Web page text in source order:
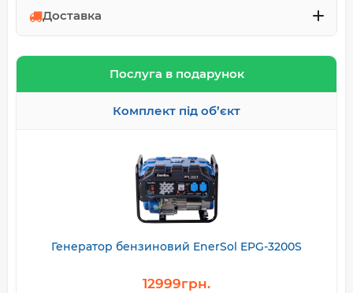
Доставка
Послуга в подарунок
Комплект під об’єкт
Генератор бензиновий EnerSol EPG-3200S
12999грн.